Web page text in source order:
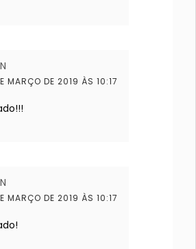
MARÇO DE 2019 ÀS 10:17
MARÇO DE 2019 ÀS 10:17